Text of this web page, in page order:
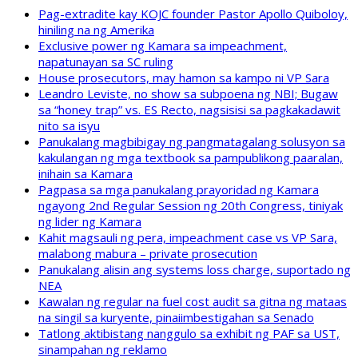
Pag-extradite kay KOJC founder Pastor Apollo Quiboloy,
hiniling na ng Amerika
Exclusive power ng Kamara sa impeachment,
napatunayan sa SC ruling
House prosecutors, may hamon sa kampo ni VP Sara
Leandro Leviste, no show sa subpoena ng NBI; Bugaw
sa “honey trap” vs. ES Recto, nagsisisi sa pagkakadawit
nito sa isyu
Panukalang magbibigay ng pangmatagalang solusyon sa
kakulangan ng mga textbook sa pampublikong paaralan,
inihain sa Kamara
Pagpasa sa mga panukalang prayoridad ng Kamara
ngayong 2nd Regular Session ng 20th Congress, tiniyak
ng lider ng Kamara
Kahit magsauli ng pera, impeachment case vs VP Sara,
malabong mabura – private prosecution
Panukalang alisin ang systems loss charge, suportado ng
NEA
Kawalan ng regular na fuel cost audit sa gitna ng mataas
na singil sa kuryente, pinaiimbestigahan sa Senado
Tatlong aktibistang nanggulo sa exhibit ng PAF sa UST,
sinampahan ng reklamo